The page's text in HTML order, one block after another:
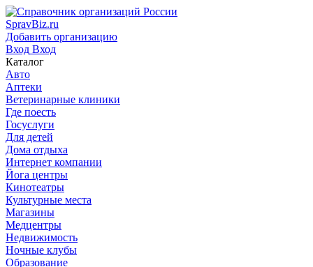
SpravBiz.ru
Добавить организацию
Вход Вход
Каталог
Авто
Аптеки
Ветеринарные клиники
Где поесть
Госуслуги
Для детей
Дома отдыха
Интернет компании
Йога центры
Кинотеатры
Культурные места
Магазины
Медцентры
Недвижимость
Ночные клубы
Образование